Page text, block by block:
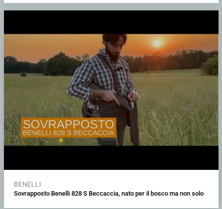
BENELLI
Sovrapposto Benelli 828 S Beccaccia, nato per il bosco ma non solo